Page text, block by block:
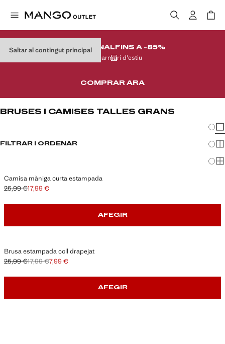
Saltar al contingut principal
REMAT FINAL FINS A -85%
Al teu armari d'estiu
COMPRAR ARA
BRUSES I CAMISES TALLES GRANS
FILTRAR I ORDENAR
Camisa màniga curta estampada
Preu inicial ratllat [25,99 € ]
25,99 €
Preu actual [17,99 € ]
17,99 €
AFEGIR
Brusa estampada coll drapejat
Preu inicial ratllat [25,99 € ]
25,99 €
Segon preu ratllat [17,99 € ]
17,99 €
Preu actual [7,99 € ]
7,99 €
AFEGIR